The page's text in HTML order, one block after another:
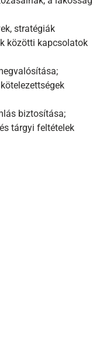
stratégiák
közötti kapcsolatok
biztosítása;
tárgyi feltételek